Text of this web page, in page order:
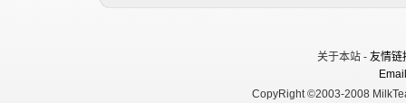
关于本站 - 友情链
CopyRight ©2003-2008